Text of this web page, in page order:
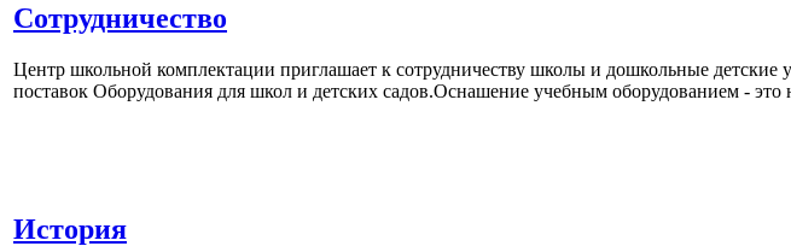
Сотрудничество
Центр школьной комплектации приглашает к сотрудничеству школы и дошкольные детские
поставок Оборудования для школ и детских садов.Оснашение учебным оборудованием -
История